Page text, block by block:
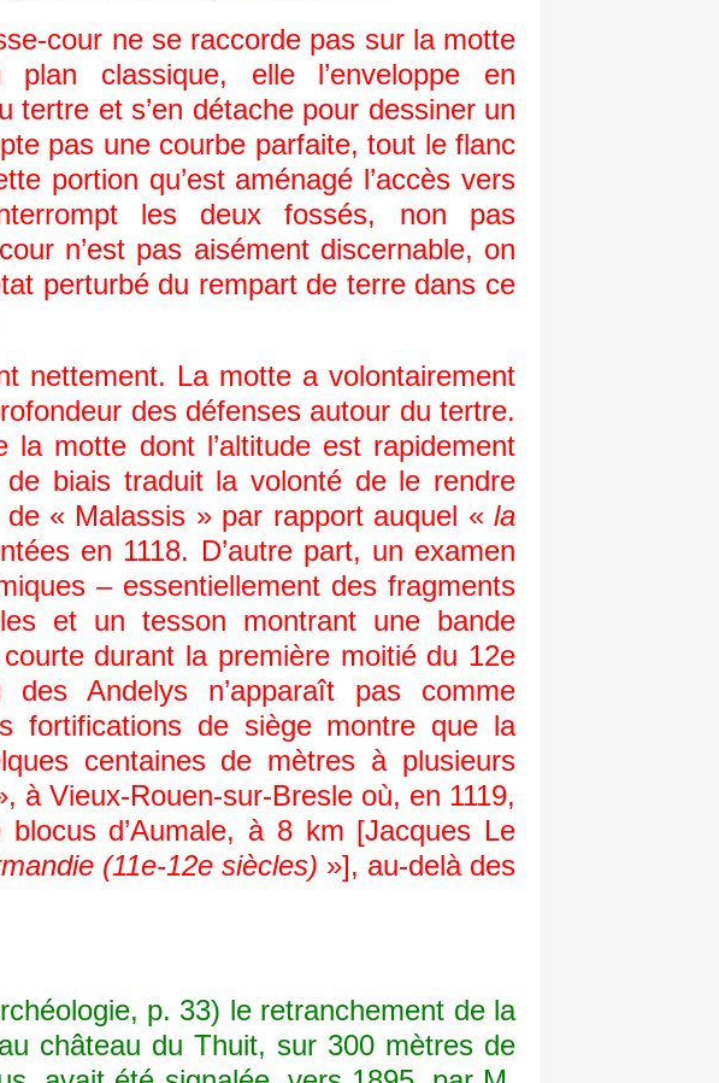
cour ne se raccorde pas sur la motte
plan classique, elle l’enveloppe en
et s’en détache pour dessiner un
pas une courbe parfaite, tout le flanc
portion qu’est aménagé l’accès vers
les deux fossés, non pas
n’est pas aisément discernable, on
perturbé du rempart de terre dans ce
nettement. La motte a volontairement
des défenses autour du tertre.
motte dont l’altitude est rapidement
de biais traduit la volonté de le rendre
« Malassis » par rapport auquel « la
en 1118. D’autre part, un examen
– essentiellement des fragments
et un tesson montrant une bande
durant la première moitié du 12e
des Andelys n’apparaît pas comme
fortifications de siège montre que la
centaines de mètres à plusieurs
à Vieux-Rouen-sur-Bresle où, en 1119,
d’Aumale, à 8 km [Jacques Le
(11e-12e siècles) »], au-delà des
p. 33) le retranchement de la
château du Thuit, sur 300 mètres de